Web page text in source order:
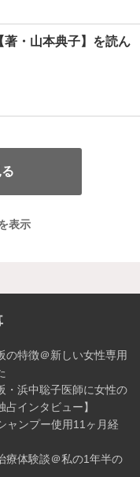
・山本典子】を読ん
表示
の特徴＠新しい女性専用
・浜中聡子医師に女性の
インタビュー】
ャンプー使用11ヶ月経
療体験談＠私の1年半の